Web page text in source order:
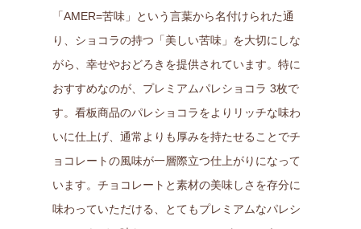
「AMER=苦味」という言葉から名付けられた通
り、ショコラの持つ「美しい苦味」を大切にしな
がら、幸せやおどろきを提供されています。特に
おすすめなのが、プレミアムパレショコラ 3枚で
す。看板商品のパレショコラをよりリッチな味わ
いに仕上げ、通常よりも厚みを持たせることでチ
ョコレートの風味が一層際立つ仕上がりになって
います。チョコレートと素材の美味しさを存分に
味わっていただける、とてもプレミアムなパレシ